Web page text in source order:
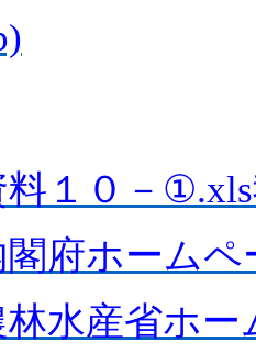
１０－ ①.xls
閣府ホームペ
林水産省ホー